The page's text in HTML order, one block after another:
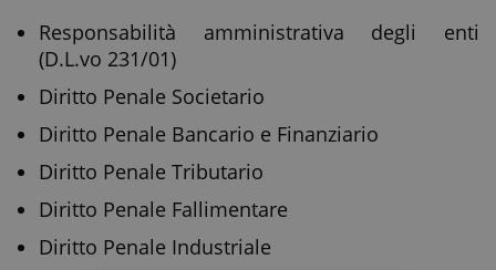
Responsabilità amministrativa degli enti
(D.L.vo 231/01)
Diritto Penale Societario
Diritto Penale Bancario e Finanziario
Diritto Penale Tributario
Diritto Penale Fallimentare
Diritto Penale Industriale